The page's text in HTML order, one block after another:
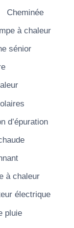
Cheminée
à chaleur
sénior
d’épuration
à chaleur
électrique
pluie